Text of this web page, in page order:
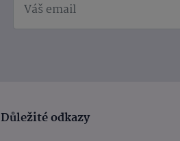
Důležité odkazy